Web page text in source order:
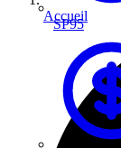
SP95
Accueil